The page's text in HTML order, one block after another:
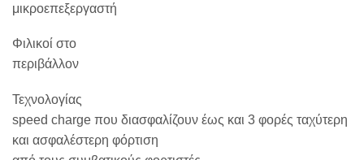
μικροεπεξεργαστή
Φιλικοί στο
περιβάλλον
Τεχνολογίας
speed charge που διασφαλίζουν έως και 3 φορές ταχύτερη
και ασφαλέστερη φόρτιση